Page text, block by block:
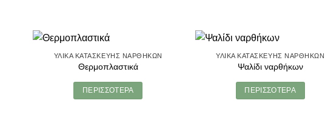
ΥΛΙΚΆ ΚΑΤΑΣΚΕΥΉΣ ΝΑΡΘΉΚΩΝ
Θερμοπλαστικά
ΠΕΡΙΣΣΌΤΕΡΑ
ΥΛΙΚΆ ΚΑΤΑΣΚΕΥΉΣ ΝΑΡΘΉΚΩΝ
Ψαλίδι ναρθήκων
ΠΕΡΙΣΣΌΤΕΡΑ